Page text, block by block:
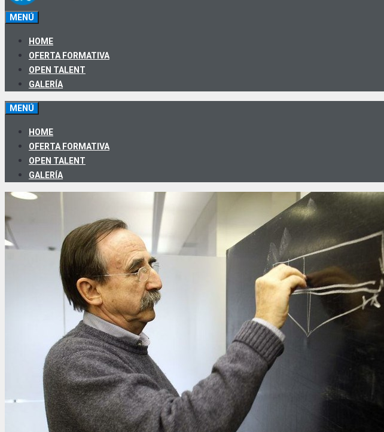
MENÚ
HOME
OFERTA FORMATIVA
OPEN TALENT
GALERÍA
MENÚ
HOME
OFERTA FORMATIVA
OPEN TALENT
GALERÍA